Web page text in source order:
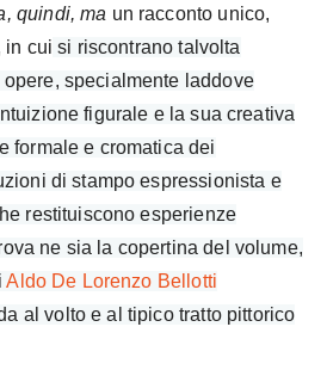
quindi, ma un racconto unico,
in cui si riscontrano talvolta
specialmente laddove
figurale e la sua creativa
formale e cromatica dei
di stampo espressionista e
restituiscono esperienze
ne sia la copertina del volume,
Aldo De Lorenzo Bellotti
al volto e al tipico tratto pittorico